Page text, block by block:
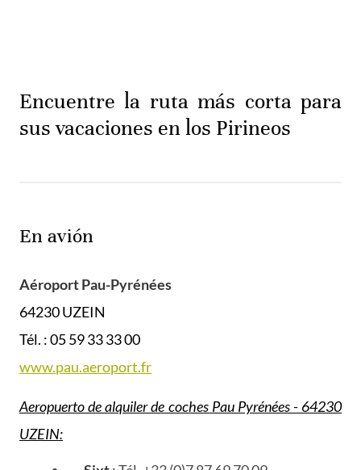
Encuentre la ruta más corta para
sus vacaciones en los Pirineos
En avión
Aéroport Pau-Pyrénées
64230 UZEIN
Tél. : 05 59 33 33 00
www.pau.aeroport.fr
Aeropuerto de alquiler de coches Pau Pyrénées - 64230
UZEIN: